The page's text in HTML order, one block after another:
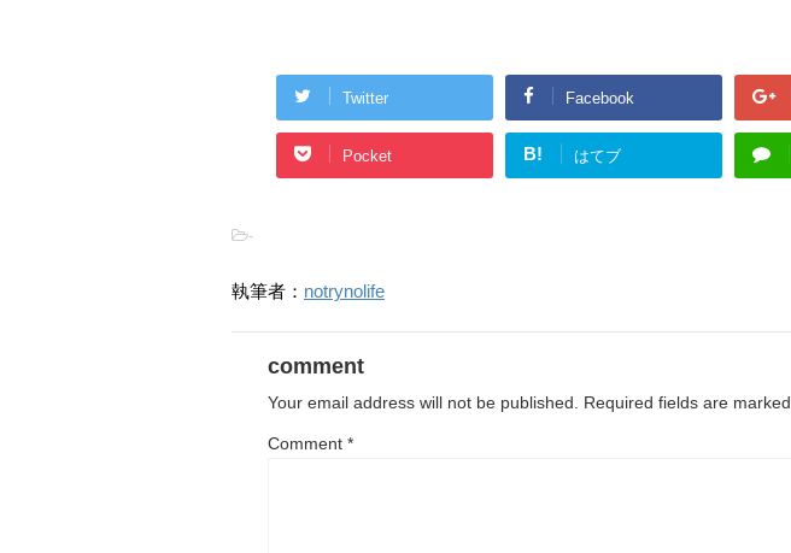
Twitter Facebook
Pocket B! はてブ
-
執筆者： notrynolife
comment
Your email address will not be published. Required fields are marked
Comment *